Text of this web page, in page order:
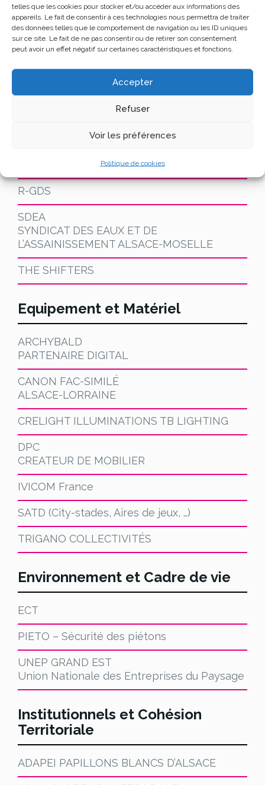
telles que les cookies pour stocker et/ou accéder aux informations des
appareils. Le fait de consentir à ces technologies nous permettra de traiter
des données telles que le comportement de navigation ou les ID uniques
sur ce site. Le fait de ne pas consentir ou de retirer son consentement
peut avoir un effet négatif sur certaines caractéristiques et fonctions.
Accepter
Refuser
Voir les préférences
Politique de cookies
ÉS
GHM ECLATEC
Éclairage public et mobilier rubain
GRDF
GUNTAMATIC FRANCE
LITHIUM DE France
R-GDS
SDEA
SYNDICAT DES EAUX ET DE
L’ASSAINISSEMENT ALSACE-MOSELLE
THE SHIFTERS
Equipement et Matériel
ARCHYBALD
PARTENAIRE DIGITAL
CANON FAC-SIMILÉ
ALSACE-LORRAINE
CRELIGHT ILLUMINATIONS TB LIGHTING
DPC
CREATEUR DE MOBILIER
IVICOM France
SATD (City-stades, Aires de jeux, …)
TRIGANO COLLECTIVITÉS
Environnement et Cadre de vie
ECT
PIETO – Sécurité des piétons
UNEP GRAND EST
Union Nationale des Entreprises du Paysage
Institutionnels et Cohésion
Territoriale
ADAPEI PAPILLONS BLANCS D’ALSACE